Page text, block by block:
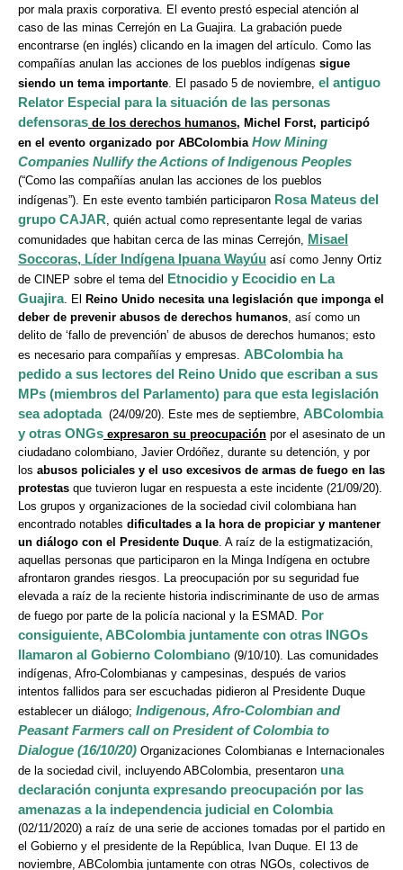
por mala praxis corporativa. El evento prestó especial atención al
caso de las minas Cerrejón en La Guajira. La grabación puede
encontrarse (en inglés) clicando en la imagen del artículo. Como las
compañías anulan las acciones de los pueblos indígenas sigue
siendo un tema importante. El pasado 5 de noviembre, el antiguo
Relator Especial para la situación de las personas
defensoras de los derechos humanos, Michel Forst, participó
en el evento organizado por ABColombia How Mining
Companies Nullify the Actions of Indigenous Peoples
(“Como las compañías anulan las acciones de los pueblos
indígenas”). En este evento también participaron Rosa Mateus del
grupo CAJAR, quién actual como representante legal de varias
comunidades que habitan cerca de las minas Cerrejón, Misael
Soccoras, Líder Indígena Ipuana Wayúu así como Jenny Ortiz
de CINEP sobre el tema del Etnocidio y Ecocidio en La
Guajira. El Reino Unido necesita una legislación que imponga el
deber de prevenir abusos de derechos humanos, así como un
delito de ‘fallo de prevención’ de abusos de derechos humanos; esto
es necesario para compañías y empresas. ABColombia ha
pedido a sus lectores del Reino Unido que escriban a sus
MPs (miembros del Parlamento) para que esta legislación
sea adoptada (24/09/20). Este mes de septiembre, ABColombia
y otras ONGs expresaron su preocupación por el asesinato de un
ciudadano colombiano, Javier Ordóñez, durante su detención, y por
los abusos policiales y el uso excesivos de armas de fuego en las
protestas que tuvieron lugar en respuesta a este incidente (21/09/20).
Los grupos y organizaciones de la sociedad civil colombiana han
encontrado notables dificultades a la hora de propiciar y mantener
un diálogo con el Presidente Duque. A raíz de la estigmatización,
aquellas personas que participaron en la Minga Indígena en octubre
afrontaron grandes riesgos. La preocupación por su seguridad fue
elevada a raíz de la reciente historia indiscriminante de uso de armas
de fuego por parte de la policía nacional y la ESMAD. Por
consiguiente, ABColombia juntamente con otras INGOs
llamaron al Gobierno Colombiano (9/10/10). Las comunidades
indígenas, Afro-Colombianas y campesinas, después de varios
intentos fallidos para ser escuchadas pidieron al Presidente Duque
establecer un diálogo; Indigenous, Afro-Colombian and
Peasant Farmers call on President of Colombia to
Dialogue (16/10/20) Organizaciones Colombianas e Internacionales
de la sociedad civil, incluyendo ABColombia, presentaron una
declaración conjunta expresando preocupación por las
amenazas a la independencia judicial en Colombia
(02/11/2020) a raíz de una serie de acciones tomadas por el partido en
el Gobierno y el presidente de la República, Ivan Duque. El 13 de
noviembre, ABColombia juntamente con otras NGOs, colectivos de